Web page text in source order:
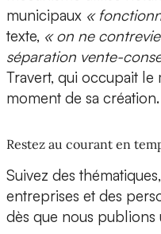
municipaux «
texte, « on ne
séparation vente-
Travert, qui occupait le
moment de sa création.
Restez au courant en
Suivez des
entreprises et des
dès que nous publions